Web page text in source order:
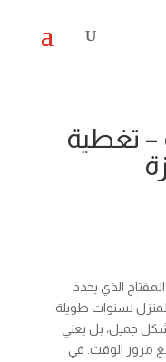
– تغطية
الذي يحدد
لسنوات طويلة.
شكل جميل، بل يعني
مع مرور الوقت. في